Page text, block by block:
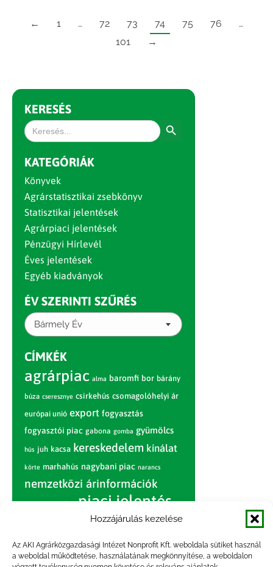
Hozzájárulás kezelése
Az AKI Agrárközgazdasági Intézet Nonprofit Kft. weboldala sütiket használ
a weboldal működtetése, használatának megkönnyítése, a weboldalon
← 1 … 72 73 74 75 76
…
101
→
KERESÉS
Search
for:
KATEGÓRIÁK
Könyvek
Agrárstatisztikai zsebkönyv
Statisztikai jelentések
Agrárpiaci jelentések
Pénzügyi Hírlevél
Éves jelentések
Egyéb kiadványok
ÉV SZERINTI SZŰRÉS
Bármely Év
CÍMKÉK
agrárpiac alma baromfi bor bárány
búza cseresznye csirkehús csomagolóhelyi ár
európai unió export fogyasztás
fogyasztói piac gabona gomba gyümölcs
hús juh kacsa kereskedelem kínálat
körte marhahús nagybani piac narancs
nemzetközi árinformációk
piac piaci jelentés
sertés sertéshús
szarvasmarha termelés termelői
ár tojás világpiac vágóbárány